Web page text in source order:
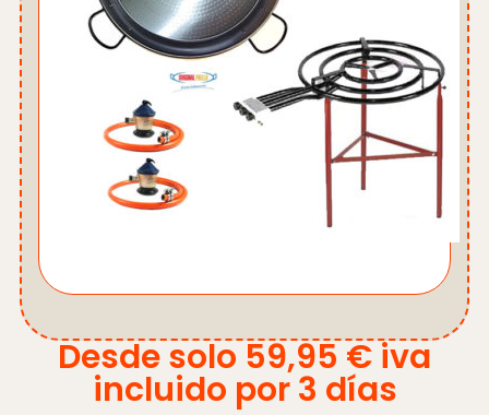
Desde solo 59,95 € iva
incluido por 3 días